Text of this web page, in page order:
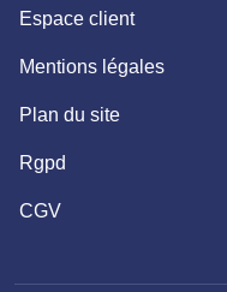
Espace client
Mentions légales
Plan du site
Rgpd
CGV